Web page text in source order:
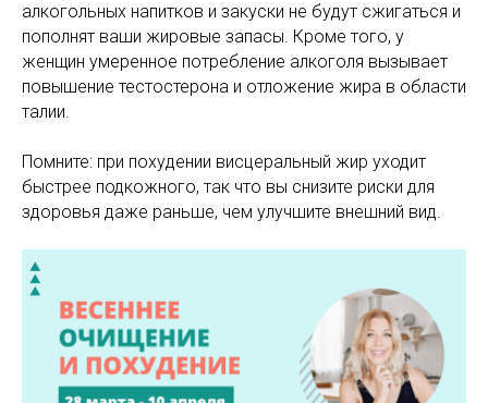
алкогольных напитков и закуски не будут сжигаться и
пополнят ваши жировые запасы. Кроме того, у
женщин умеренное потребление алкоголя вызывает
повышение тестостерона и отложение жира в области
талии.
Помните: при похудении висцеральный жир уходит
быстрее подкожного, так что вы снизите риски для
здоровья даже раньше, чем улучшите внешний вид.